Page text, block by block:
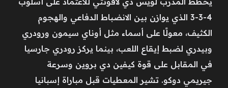
4-3-3 الذي يوازن بين الانضباط الدفاعي والهجوم
الكثيف، معولًا على أسماء مثل أوناي سيمون ورودري
وبيدري لضبط إيقاع اللعب، بينما يركز رودري جارسيا
في المقابل على قوة كيفين دي بروين وسرعة
جيريمي دوكو. تشير المعطيات قبل مباراة إسبانيا